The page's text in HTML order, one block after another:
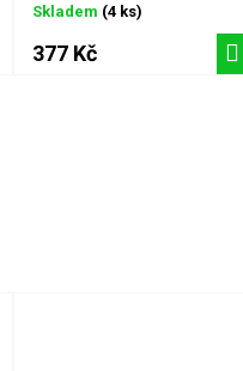
Skladem (4 ks)
377 Kč